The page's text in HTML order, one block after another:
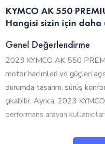
KYMCO AK 550
Hangisi sizin için daha
Genel Değerlendirme
2023 KYMCO AK 550
motor hacimleri ve güçleri
durumda tasarım, sürüş
çıkabilir. Ayrıca, 2023
performans arayan kullanıcılar
1. Silindir Hacmi ve